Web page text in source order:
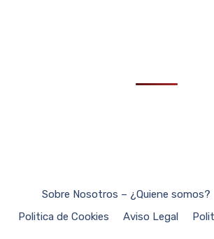
Sobre Nosotros – ¿Quiene somos?
Politica de Cookies
Aviso Legal